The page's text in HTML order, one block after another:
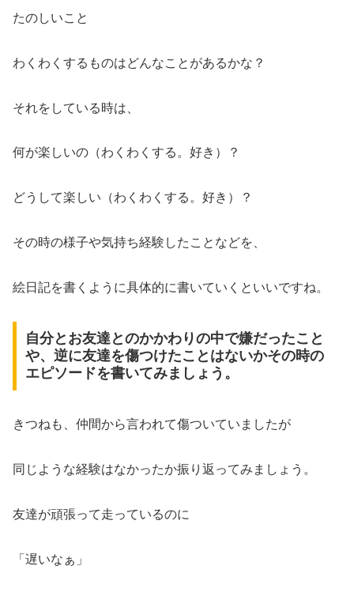
たのしいこと
わくわくするものはどんなことがあるかな？
それをしている時は、
何が楽しいの（わくわくする。好き）？
どうして楽しい（わくわくする。好き）？
その時の様子や気持ち経験したことなどを、
絵日記を書くように具体的に書いていくといいですね。
自分とお友達とのかかわりの中で嫌だったこと
や、逆に友達を傷つけたことはないかその時の
エピソードを書いてみましょう。
きつねも、仲間から言われて傷ついていましたが
同じような経験はなかったか振り返ってみましょう。
友達が頑張って走っているのに
「遅いなぁ」